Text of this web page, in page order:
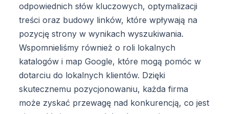
odpowiednich słów kluczowych, optymalizacji
treści oraz budowy linków, które wpływają na
pozycję strony w wynikach wyszukiwania.
Wspomnieliśmy również o roli lokalnych
katalogów i map Google, które mogą pomóc w
dotarciu do lokalnych klientów. Dzięki
skutecznemu pozycjonowaniu, każda firma
może zyskać przewagę nad konkurencją, co jest